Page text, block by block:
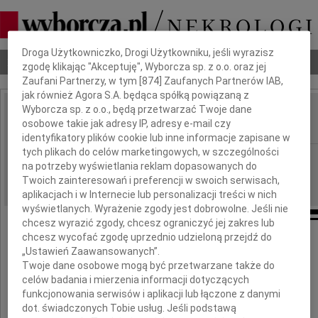
Nekrologi Odeszli Poradnik pogrzebowy
IMIĘ I NAZWISKO: Przemek Zeidler
REGION: cała Polska
DATA EMISJI: 03.12.2020
Odszedł nasz kolega
Dbamy o Twoją prywatność
Droga Użytkowniczko, Drogi Użytkowniku, jeśli wyrazisz
zgodę klikając "Akceptuję", Wyborcza sp. z o.o. oraz jej
Zaufani Partnerzy, w tym [874 ] Zaufanych Partnerów IAB,
jak również Agora S.A. będąca spółką powiązaną z
Wyborcza sp. z o.o., będą przetwarzać Twoje dane
osobowe takie jak adresy IP, adresy e-mail czy
identyfikatory plików cookie lub inne informacje zapisane w
tych plikach do celów marketingowych, w szczególności
na potrzeby wyświetlania reklam dopasowanych do
Twoich zainteresowań i preferencji w swoich serwisach,
aplikacjach i w Internecie lub personalizacji treści w nich
wyświetlanych. Wyrażenie zgody jest dobrowolne. Jeśli nie
chcesz wyrazić zgody, chcesz ograniczyć jej zakres lub
chcesz wycofać zgodę uprzednio udzieloną przejdź do
„Ustawień Zaawansowanych”.
Twoje dane osobowe mogą być przetwarzane także do
celów badania i mierzenia informacji dotyczących
funkcjonowania serwisów i aplikacji lub łączone z danymi
dot. świadczonych Tobie usług. Jeśli podstawą